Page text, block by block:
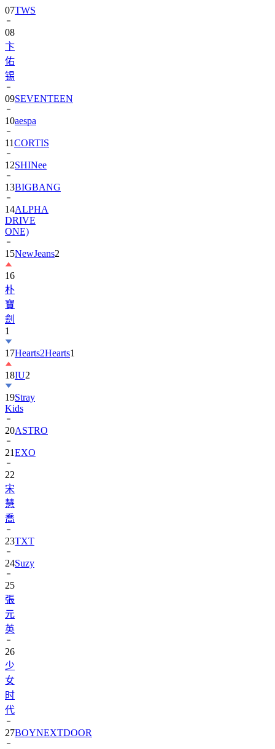
08
卞
佑
锡
09
10aespa
11CORTIS
12SHINee
13BIGBANG
14ALPHA
DRIVE
ONE)
15NewJeans
16
朴
寶
劍
1
17
18IU2
19Stray
Kids
20ASTRO
21EXO
22
宋
慧
喬
23
24Suzy
25
張
元
英
26
少
女
时
代
27
28IDID